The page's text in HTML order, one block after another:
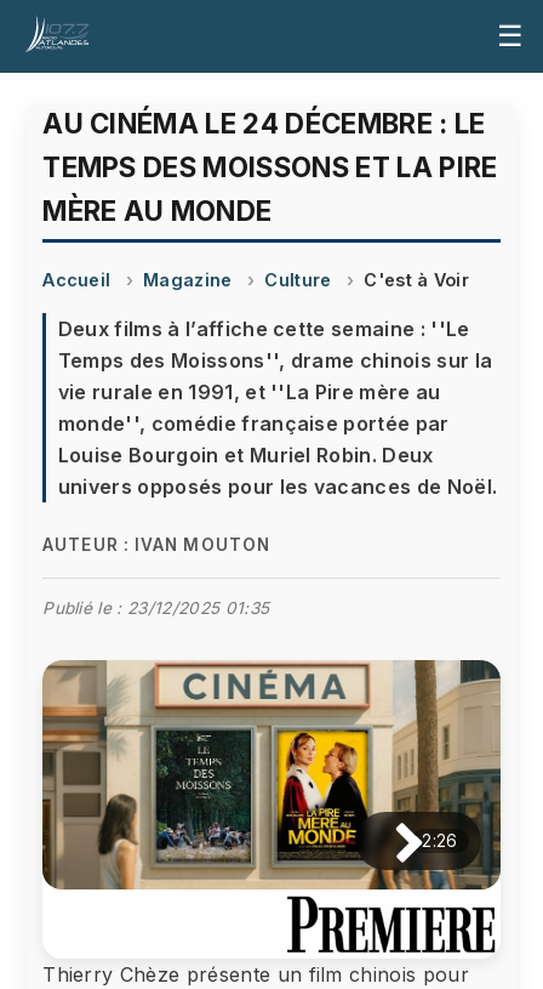
☰
AU CINÉMA LE 24 DÉCEMBRE : LE
TEMPS DES MOISSONS ET LA PIRE
MÈRE AU MONDE
Accueil Magazine Culture C'est à Voir
Deux films à l’affiche cette semaine : ''Le
Temps des Moissons'', drame chinois sur la
vie rurale en 1991, et ''La Pire mère au
monde'', comédie française portée par
Louise Bourgoin et Muriel Robin. Deux
univers opposés pour les vacances de Noël.
AUTEUR : IVAN MOUTON
Publié le : 23/12/2025 01:35
2:26
Thierry Chèze présente un film chinois pour